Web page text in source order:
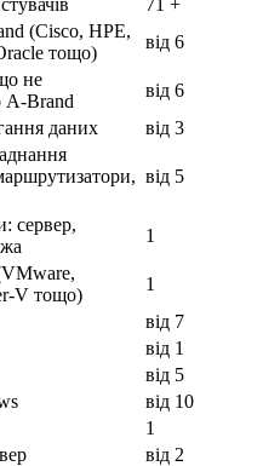
(Cisco, HPE,
тощо)
від 6
не
A-Brand
від 6
даних
від 3
від 5
сервер,
1
V тощо)
1
від 7
від 1
від 5
від 10
1
від 2